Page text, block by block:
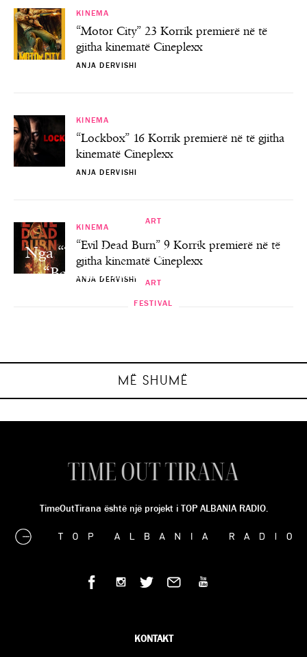
KINEMA
“Motor City” 23 Korrik premierë në të
gjitha kinematë Cineplexx
ANJA DERVISHI
KINEMA
“Lockbox” 16 Korrik premierë në të gjitha
kinematë Cineplexx
ANJA DERVISHI
KINEMA
“Evil Dead Burn” 9 Korrik premierë në të
gjitha kinematë Cineplexx
ANJA DERVISHI
MË SHUMË
ARGËTIM
ART
FESTIVAL
ART
Nga “The Original Blues Brothers” tek
“Balkan Paradise Orchestra”/ Në
TimeOutTirana është një projekt i TOP ALBANIA RADIO.
KONTAKT